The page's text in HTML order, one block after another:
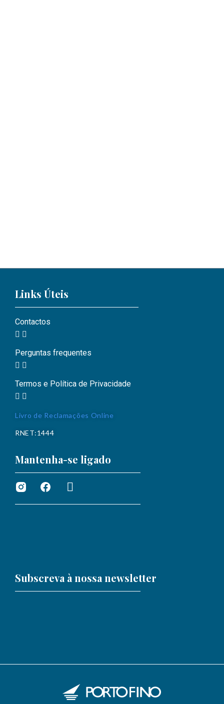
Links Úteis
Contactos
Perguntas frequentes
Termos e Política de Privacidade
Livro de Reclamações Online
RNET:1444
Mantenha-se ligado
Subscreva à nossa newsletter